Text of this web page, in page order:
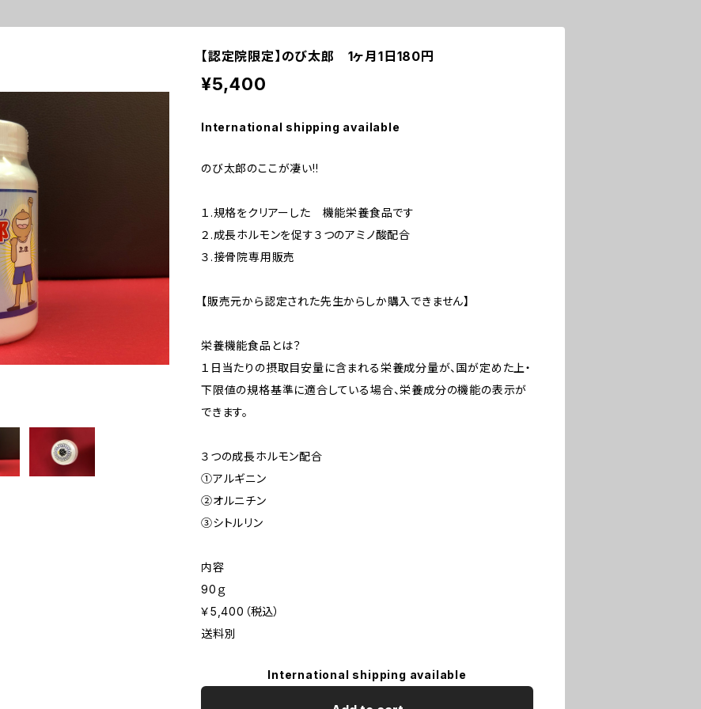
【認定院限定】のび太郎 1ヶ月1日180円
¥5,400
International shipping available
のび太郎のここが凄い!!
１.規格をクリアーした 機能栄養食品です
２.成長ホルモンを促す３つのアミノ酸配合
３.接骨院専用販売
【販売元から認定された先生からしか購入できません】
栄養機能食品とは？
１日当たりの摂取目安量に含まれる栄養成分量が、国が定めた上・
下限値の規格基準に適合している場合、栄養成分の機能の表示が
できます。
３つの成長ホルモン配合
①アルギニン
②オルニチン
③シトルリン
内容
90ｇ
￥5,400（税込）
送料別
International shipping available